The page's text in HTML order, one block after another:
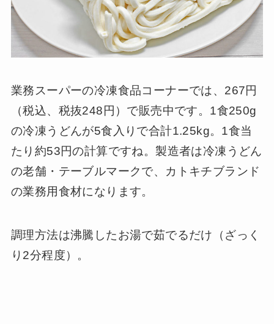
業務スーパーの冷凍食品コーナーでは、267円
（税込、税抜248円）で販売中です。1食250g
の冷凍うどんが5食入りで合計1.25kg。1食当
たり約53円の計算ですね。製造者は冷凍うどん
の老舗・テーブルマークで、カトキチブランド
の業務用食材になります。
調理方法は沸騰したお湯で茹でるだけ（ざっく
り2分程度）。